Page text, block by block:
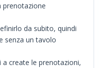
prenotazione
da subito, quindi
senza un tavolo
create le prenotazioni,